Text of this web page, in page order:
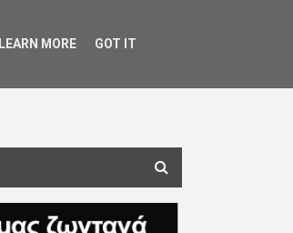
LEARN MORE GOT IT